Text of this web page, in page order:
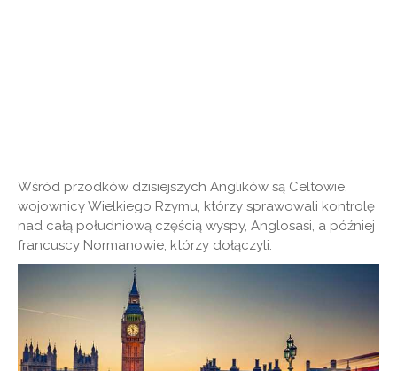
Wśród przodków dzisiejszych Anglików są Celtowie,
wojownicy Wielkiego Rzymu, którzy sprawowali kontrolę
nad całą południową częścią wyspy, Anglosasi, a później
francuscy Normanowie, którzy dołączyli.